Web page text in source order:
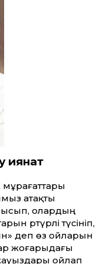
қиянат
мұрағаттары
атақты
олардың
әртүрлі түсініп,
деп өз ойларын
жоғарыдағы
ойлап